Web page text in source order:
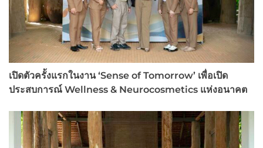
เปิดตัวครั้งแรกในงาน ‘Sense of Tomorrow’ เพื่อเปิด
ประสบการณ์ Wellness & Neurocosmetics แห่งอนาคต